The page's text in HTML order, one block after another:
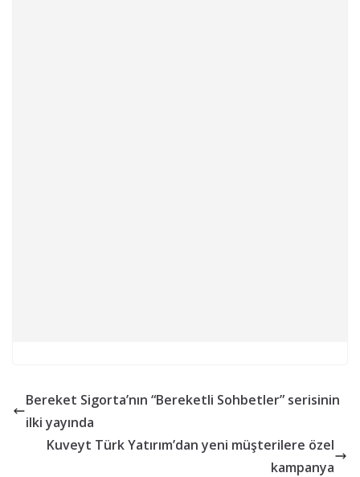
Bereket Sigorta’nın “Bereketli Sohbetler” serisinin
ilki yayında
Kuveyt Türk Yatırım’dan yeni müşterilere özel
kampanya